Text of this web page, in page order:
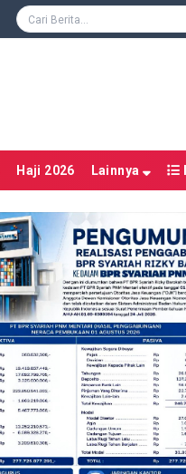
Haji 2026 Lainnya